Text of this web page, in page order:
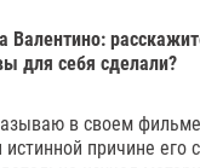
Валентино:
для себя сделали?
в своем
причине его